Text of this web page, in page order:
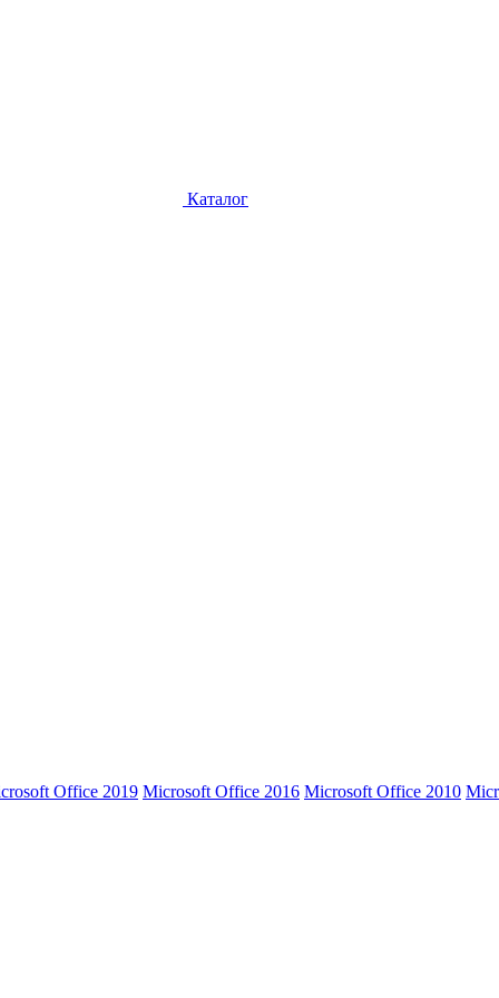
Каталог
Office 2019 Microsoft Office 2016 Microsoft Office 2010